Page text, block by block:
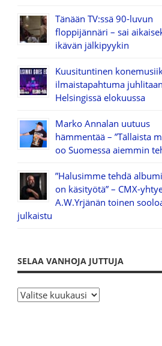
Tänään TV:ssä 90-luvun
floppijännäri – sai
ikävän jälkipyykin
Kuusituntinen
ilmaistapahtuma juhlitaan
Helsingissä elokuussa
Marko Annalan uutuus
hämmentää – ”Tällaista
oo Suomessa aiemmin
”Halusimme tehdä
on käsityötä” – CMX-
A.W.Yrjänän toinen
julkaistu
SELAA VANHOJA JUTTUJA
S